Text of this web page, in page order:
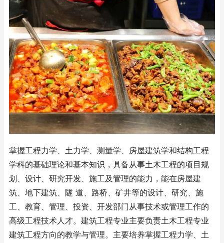
掌握工程力学、土力学、测量学、房屋建筑学和结构工程
学科的基础理论和基本知识，具备从事土木工程的项目规
划、设计、研究开发、施工及管理的能力，能在房屋建
筑、地下建筑、隧 道、路桥、矿井等的设计、研究、施
工、教育、管理、投资、开发部门从事技术或管理工作的
高级工程技术人才。建筑工程专业主要负责土木工程专业
建筑工程方向的教学与管理。主要培养掌握工程力学、土